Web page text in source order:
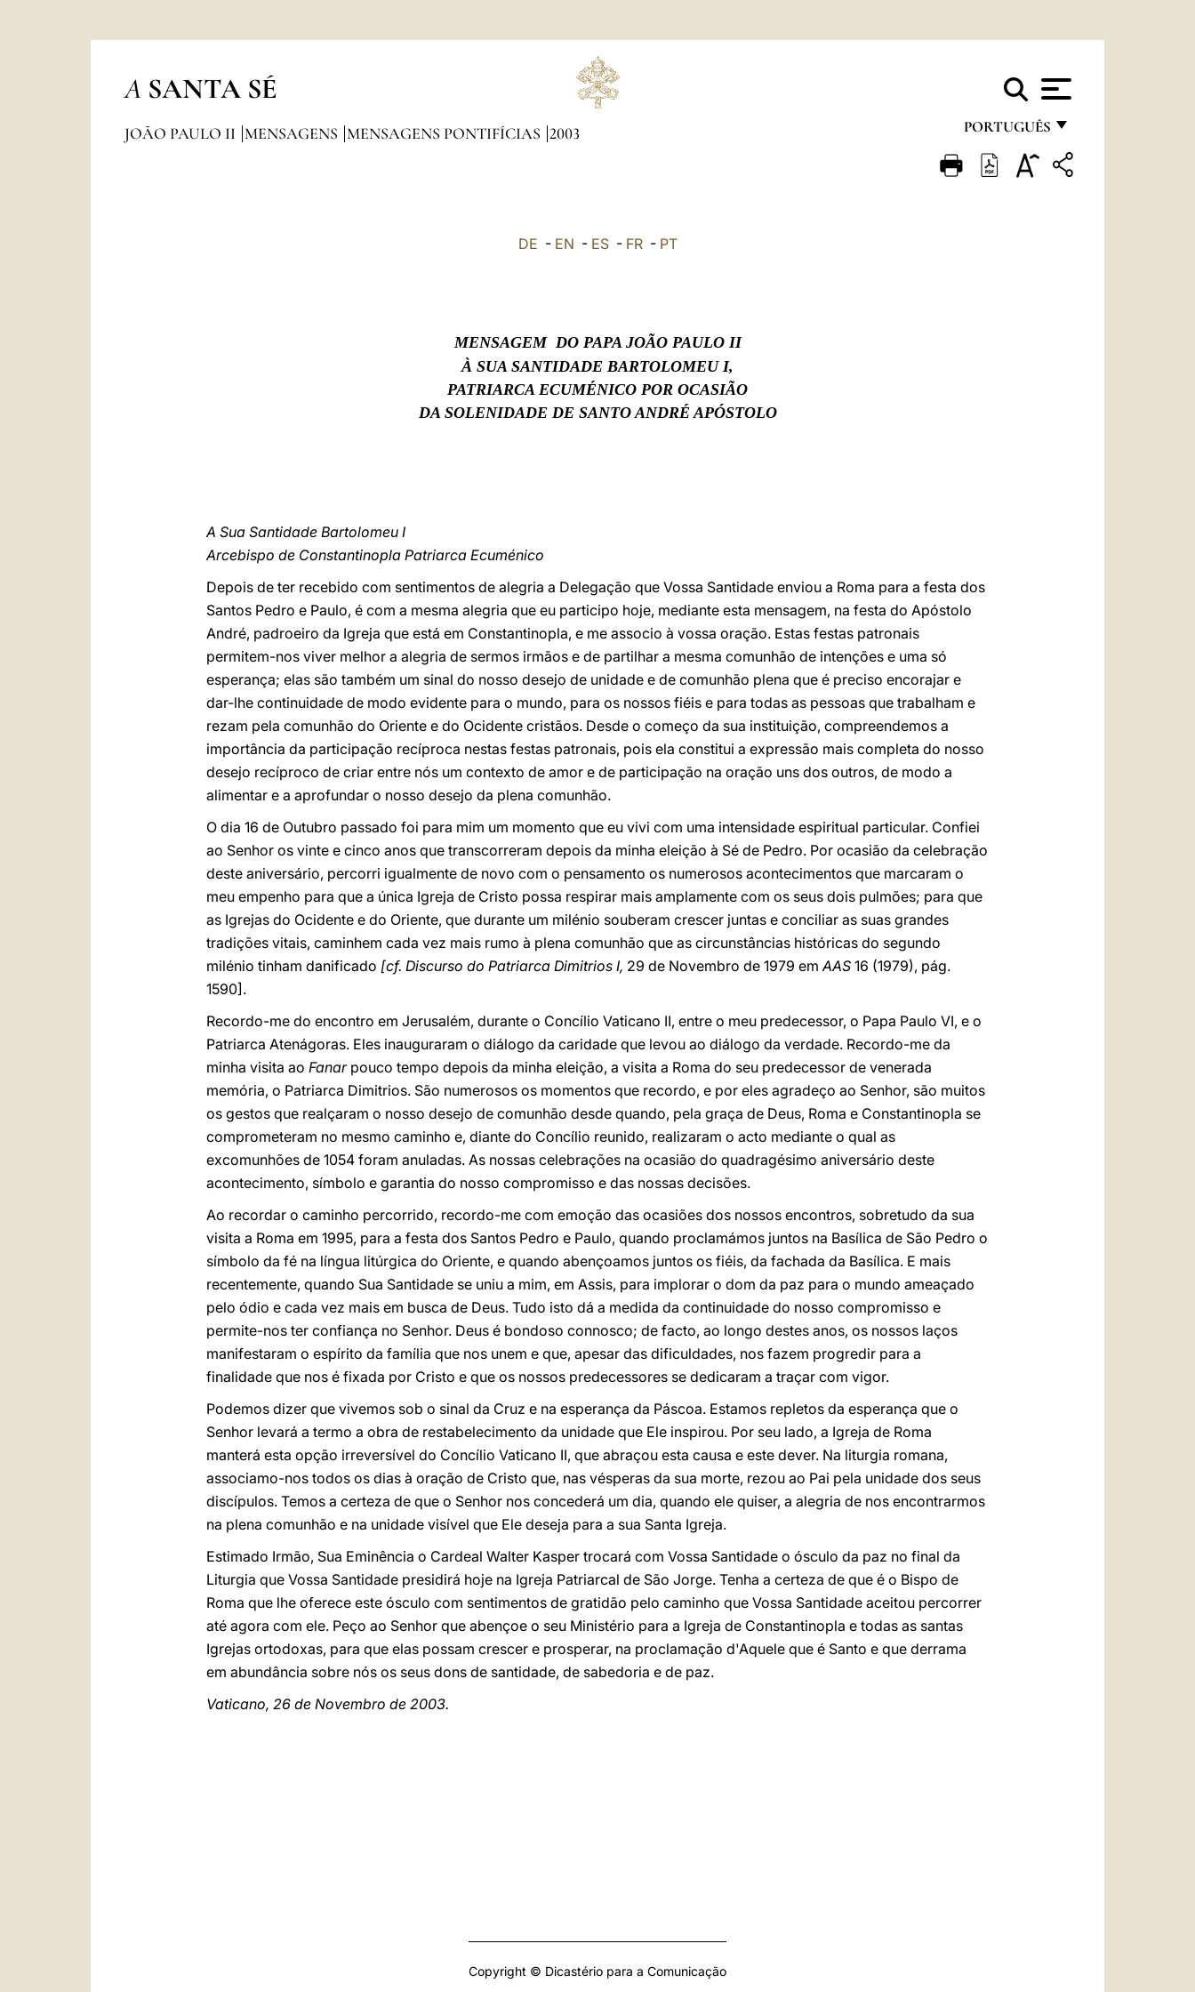
A SANTA SÉ
PORTUGUÊS
FRANÇAIS
JOÃO PAULO II MENSAGENS MENSAGENS PONTIFÍCIAS 2003
DE - EN - ES- FR- PT
MENSAGEM DO PAPA JOÃO PAULO II
À SUA SANTIDADE BARTOLOMEU I,
PATRIARCA ECUMÉNICO POR OCASIÃO
DA SOLENIDADE DE SANTO ANDRÉ APÓSTOLO
A Sua Santidade Bartolomeu I
Arcebispo de Constantinopla Patriarca Ecuménico
Depois de ter recebido com sentimentos de alegria a Delegação que Vossa Santidade enviou a Roma para a festa dos
Santos Pedro e Paulo, é com a mesma alegria que eu participo hoje, mediante esta mensagem, na festa do Apóstolo
André, padroeiro da Igreja que está em Constantinopla, e me associo à vossa oração. Estas festas patronais
permitem-nos viver melhor a alegria de sermos irmãos e de partilhar a mesma comunhão de intenções e uma só
esperança; elas são também um sinal do nosso desejo de unidade e de comunhão plena que é preciso encorajar e
dar-lhe continuidade de modo evidente para o mundo, para os nossos fiéis e para todas as pessoas que trabalham e
rezam pela comunhão do Oriente e do Ocidente cristãos. Desde o começo da sua instituição, compreendemos a
importância da participação recíproca nestas festas patronais, pois ela constitui a expressão mais completa do nosso
desejo recíproco de criar entre nós um contexto de amor e de participação na oração uns dos outros, de modo a
alimentar e a aprofundar o nosso desejo da plena comunhão.
O dia 16 de Outubro passado foi para mim um momento que eu vivi com uma intensidade espiritual particular. Confiei
ao Senhor os vinte e cinco anos que transcorreram depois da minha eleição à Sé de Pedro. Por ocasião da celebração
deste aniversário, percorri igualmente de novo com o pensamento os numerosos acontecimentos que marcaram o
meu empenho para que a única Igreja de Cristo possa respirar mais amplamente com os seus dois pulmões; para que
as Igrejas do Ocidente e do Oriente, que durante um milénio souberam crescer juntas e conciliar as suas grandes
tradições vitais, caminhem cada vez mais rumo à plena comunhão que as circunstâncias históricas do segundo
milénio tinham danificado [cf. Discurso do Patriarca Dimitrios I, 29 de Novembro de 1979 emAAS 16 (1979), pág.
1590].
Recordo-me do encontro em Jerusalém, durante o Concílio Vaticano II, entre o meu predecessor, o Papa Paulo VI, e o
Patriarca Atenágoras. Eles inauguraram o diálogo da caridade que levou ao diálogo da verdade. Recordo-me da
minha visita ao Fanar pouco tempo depois da minha eleição, a visita a Roma do seu predecessor de venerada
memória, o Patriarca Dimitrios. São numerosos os momentos que recordo, e por eles agradeço ao Senhor, são muitos
os gestos que realçaram o nosso desejo de comunhão desde quando, pela graça de Deus, Roma e Constantinopla se
comprometeram no mesmo caminho e, diante do Concílio reunido, realizaram o acto mediante o qual as
excomunhões de 1054 foram anuladas. As nossas celebrações na ocasião do quadragésimo aniversário deste
acontecimento, símbolo e garantia do nosso compromisso e das nossas decisões.
Ao recordar o caminho percorrido, recordo-me com emoção das ocasiões dos nossos encontros, sobretudo da sua
visita a Roma em 1995, para a festa dos Santos Pedro e Paulo, quando proclamámos juntos na Basílica de São Pedro o
símbolo da fé na língua litúrgica do Oriente, e quando abençoamos juntos os fiéis, da fachada da Basílica. E mais
recentemente, quando Sua Santidade se uniu a mim, em Assis, para implorar o dom da paz para o mundo ameaçado
pelo ódio e cada vez mais em busca de Deus. Tudo isto dá a medida da continuidade do nosso compromisso e
permite-nos ter confiança no Senhor. Deus é bondoso connosco; de facto, ao longo destes anos, os nossos laços
manifestaram o espírito da família que nos unem e que, apesar das dificuldades, nos fazem progredir para a
finalidade que nos é fixada por Cristo e que os nossos predecessores se dedicaram a traçar com vigor.
Podemos dizer que vivemos sob o sinal da Cruz e na esperança da Páscoa. Estamos repletos da esperança que o
Senhor levará a termo a obra de restabelecimento da unidade que Ele inspirou. Por seu lado, a Igreja de Roma
manterá esta opção irreversível do Concílio Vaticano II, que abraçou esta causa e este dever. Na liturgia romana,
associamo-nos todos os dias à oração de Cristo que, nas vésperas da sua morte, rezou ao Pai pela unidade dos seus
discípulos. Temos a certeza de que o Senhor nos concederá um dia, quando ele quiser, a alegria de nos encontrarmos
na plena comunhão e na unidade visível que Ele deseja para a sua Santa Igreja.
Estimado Irmão, Sua Eminência o Cardeal Walter Kasper trocará com Vossa Santidade o ósculo da paz no final da
Liturgia que Vossa Santidade presidirá hoje na Igreja Patriarcal de São Jorge. Tenha a certeza de que é o Bispo de
Roma que lhe oferece este ósculo com sentimentos de gratidão pelo caminho que Vossa Santidade aceitou percorrer
até agora com ele. Peço ao Senhor que abençoe o seu Ministério para a Igreja de Constantinopla e todas as santas
Igrejas ortodoxas, para que elas possam crescer e prosperar, na proclamação d'Aquele que é Santo e que derrama
em abundância sobre nós os seus dons de santidade, de sabedoria e de paz.
Vaticano, 26 de Novembro de 2003.
Copyright © Dicastério para a Comunicação